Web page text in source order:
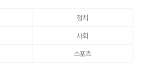
정치
사회
스포츠